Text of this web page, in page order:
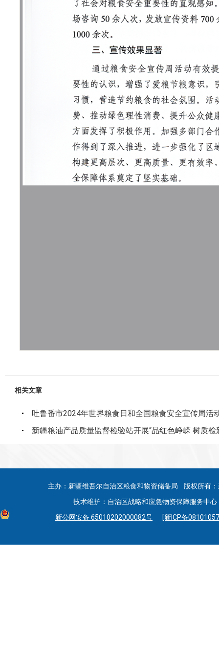
相关文章
吐鲁番市2024年世界粮食日和全国粮食安全宣传周活
新疆粮油产品质量监督检验站开展“品红色峥嵘 树质检
主办：新疆维吾尔自治区粮食和物资储备局 版权所有
技术维护：自治区战略和应急物资保障服务中
新公网安备 65010202000082号
[新ICP备